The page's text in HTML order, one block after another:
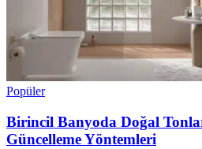
Popüler
Birincil Banyoda Doğal
Güncelleme Yöntemleri